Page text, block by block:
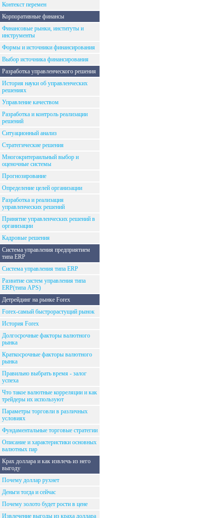
Контекст перемен
Корпоративные финансы
Финансовые рынки, институты и
инструменты
Формы и источники финансирования
Выбор источника финансирования
Разработка управленческого решения
История науки об управленческих
решениях
Управление качеством
Разработка и контроль реализации
решений
Ситуационный анализ
Стратегические решения
Многокритераильный выбор и
оценочные системы
Прогнозирование
Определение целей организации
Разработка и реализация
управленческих решений
Принятие управленческих решений в
организации
Кадровые решения
Система управления предприятием
типа ERP
Система управления типа ERP
Развитие систем управления типа
ERP(типа APS)
Детрейдинг на рынке Forex
Forex-самый быстрорастущий рынок
История Forex
Долгосрочные факторы валютного
рынка
Краткосрочные факторы валютного
рынка
Правильно выбрать время - залог
успеха
Что такое валютные корреляции и как
трейдеры их используют
Параметры торговли в различных
условиях
Фундаментальные торговые стратегии
Описание и характеристики основных
валютных пар
Крах доллара и как извлечь из него
выгоду
Почему доллар рухнет
Деньги тогда и сейчас
Почему золото будет рости в цене
Извлечение выгоды из краха доллара